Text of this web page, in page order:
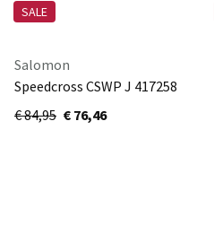
SALE
Salomon
Speedcross CSWP J 417258
€ 84,95 € 76,46